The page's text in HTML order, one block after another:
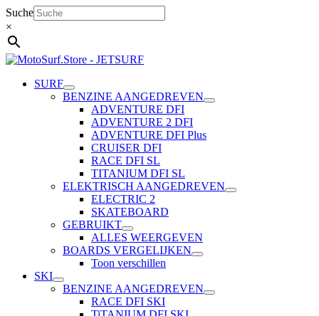
Ga
naar
de
inhoud
Suche
×
SURF
BENZINE AANGEDREVEN
ADVENTURE DFI
ADVENTURE 2 DFI
ADVENTURE DFI Plus
CRUISER DFI
RACE DFI SL
TITANIUM DFI SL
ELEKTRISCH AANGEDREVEN
ELECTRIC 2
SKATEBOARD
GEBRUIKT
ALLES WEERGEVEN
BOARDS VERGELIJKEN
Toon verschillen
SKI
BENZINE AANGEDREVEN
RACE DFI SKI